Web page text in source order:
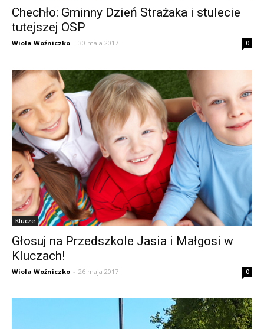
Chechło: Gminny Dzień Strażaka i stulecie
tutejszej OSP
Wiola Woźniczko - 30 maja 2017 0
Klucze
Głosuj na Przedszkole Jasia i Małgosi w
Kluczach!
Wiola Woźniczko - 26 maja 2017 0